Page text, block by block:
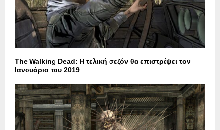
The Walking Dead: Η τελική σεζόν θα επιστρέψει τον
Ιανουάριο του 2019